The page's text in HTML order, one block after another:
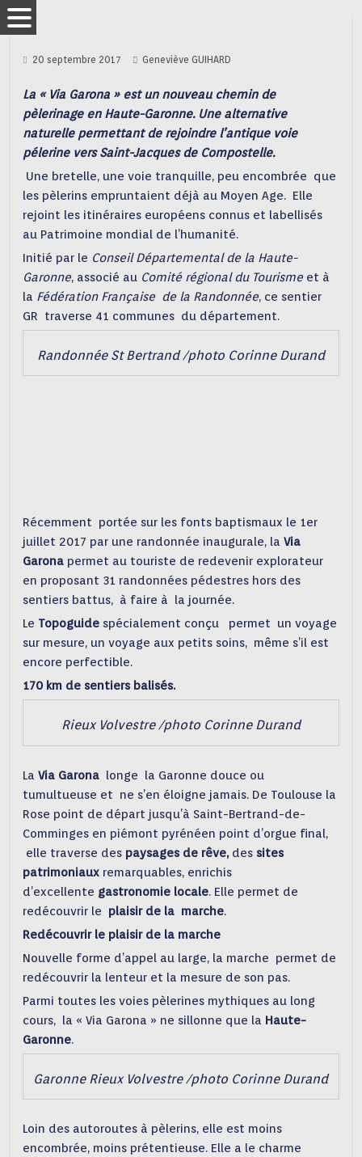
20 septembre 2017 Geneviève GUIHARD
La « Via Garona » est un nouveau chemin de
pèlerinage en Haute-Garonne. Une alternative
naturelle permettant de rejoindre l’antique voie
pélerine vers Saint-Jacques de Compostelle.
Une bretelle, une voie tranquille, peu encombrée que
les pèlerins empruntaient déjà au Moyen Age. Elle
rejoint les itinéraires européens connus et labellisés
au Patrimoine mondial de l’humanité.
Initié par le Conseil Départemental de la Haute-
Garonne, associé au Comité régional du Tourisme et à
la Fédération Française de la Randonnée, ce sentier
GR traverse 41 communes du département.
Randonnée St Bertrand /photo Corinne Durand
Récemment portée sur les fonts baptismaux le 1er
juillet 2017 par une randonnée inaugurale, laVia
Garona permet au touriste de redevenir explorateur
en proposant 31 randonnées pédestres hors des
sentiers battus, à faire à la journée.
Le Topoguide spécialement conçu permet un voyage
sur mesure, un voyage aux petits soins, même s’il est
encore perfectible.
170 km de sentiers balisés.
Rieux Volvestre /photo Corinne Durand
LaVia Garona longe la Garonne douce ou
tumultueuse et ne s’en éloigne jamais. De Toulouse la
Rose point de départ jusqu’à Saint-Bertrand-de-
Comminges en piémont pyrénéen point d’orgue final,
elle traverse des paysages de rêve, dessites
patrimoniaux remarquables, enrichis
d’excellente gastronomie locale. Elle permet de
redécouvrir le plaisir de la marche.
Redécouvrir le plaisir de la marche
Nouvelle forme d’appel au large, la marche permet de
redécouvrir la lenteur et la mesure de son pas.
Parmi toutes les voies pèlerines mythiques au long
cours, la « Via Garona » ne sillonne que la Haute-
Garonne.
Garonne Rieux Volvestre /photo Corinne Durand
Loin des autoroutes à pèlerins, elle est moins
encombrée, moins prétentieuse. Elle a le charme